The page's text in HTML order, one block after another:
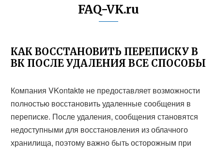
FAQ-VK.ru
КАК ВОССТАНОВИТЬ ПЕРЕПИСКУ В
ВК ПОСЛЕ УДАЛЕНИЯ ВСЕ СПОСОБЫ
Компания VKontakte не предоставляет возможности
полностью восстановить удаленные сообщения в
переписке. После удаления, сообщения становятся
недоступными для восстановления из облачного
хранилища, поэтому важно быть осторожным при